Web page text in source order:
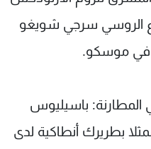
الروسي سرجي شويغو
في موسكو.
المطارنة: باسيليوس
بطريرك أنطاكية لدىالخصوصية